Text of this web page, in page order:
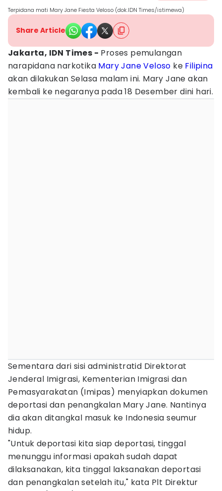
Terpidana mati Mary Jane Fiesta Veloso (dok.IDN Times/istimewa)
Share Article
Jakarta, IDN Times - Proses pemulangan
narapidana narkotika Mary Jane Veloso ke Filipina
akan dilakukan Selasa malam ini. Mary Jane akan
kembali ke negaranya pada 18 Desember dini hari.
Sementara dari sisi administratid Direktorat
Jenderal Imigrasi, Kementerian Imigrasi dan
Pemasyarakatan (Imipas) menyiapkan dokumen
deportasi dan penangkalan Mary Jane. Nantinya
dia akan ditangkal masuk ke Indonesia seumur
hidup.
"Untuk deportasi kita siap deportasi, tinggal
menunggu informasi apakah sudah dapat
dilaksanakan, kita tinggal laksanakan deportasi
dan penangkalan setelah itu," kata Plt Direktur